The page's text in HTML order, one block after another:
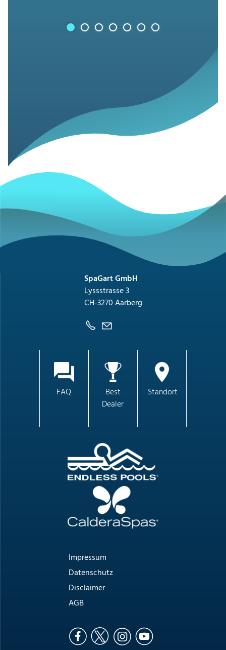
SpaGart GmbH
Lyssstrasse 3
CH-3270 Aarberg
FAQ
Best
Dealer
Standort
Impressum
Datenschutz
Disclaimer
AGB